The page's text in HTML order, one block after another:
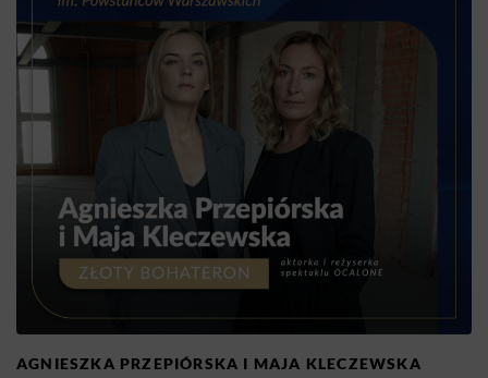
AGNIESZKA PRZEPIÓRSKA I MAJA KLECZEWSKA